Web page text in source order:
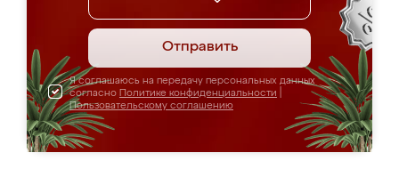
Отправить
Я соглашаюсь на передачу персональных данных
согласно Политике конфиденциальности
Пользовательскому соглашению